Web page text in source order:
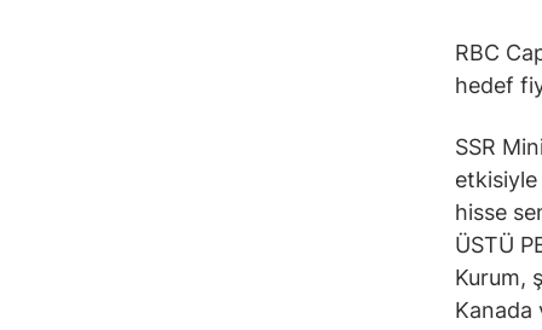
RBC
hedef
SSR
etkisiyle
hisse
ÜSTÜ
Kurum,
Kanada